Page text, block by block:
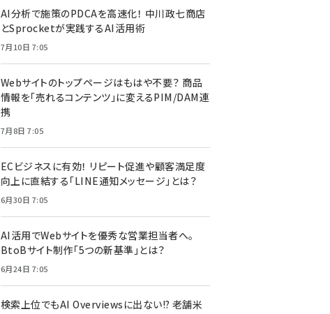
AI分析で施策のPDCAを高速化！ 中川政七商店
とSprocketが実践するAI活用術
7月10日 7:05
Webサイトのトップページはもはや不要？ 商品
情報を「売れるコンテンツ」に変えるPIM/DAM連
携
7月8日 7:05
ECビジネスに有効！ リピート促進や顧客満足度
向上に直結する「LINE通知メッセージ」とは？
6月30日 7:05
AI活用でWebサイトを優秀な営業担当者へ。
BtoBサイト制作「5つの新基準」とは？
6月24日 7:05
検索上位でもAI Overviewsに出ない!? 老舗米